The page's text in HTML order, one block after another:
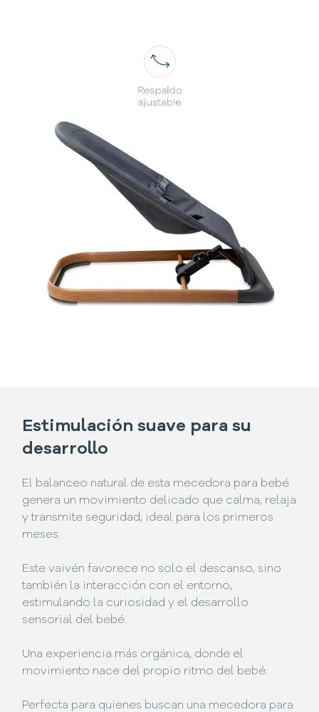
Estimulación suave para su
desarrollo
El balanceo natural de esta mecedora para bebé
genera un movimiento delicado que calma, relaja
y transmite seguridad, ideal para los primeros
meses.
Este vaivén favorece no solo el descanso, sino
también la interacción con el entorno,
estimulando la curiosidad y el desarrollo
sensorial del bebé.
Una experiencia más orgánica, donde el
movimiento nace del propio ritmo del bebé.
Perfecta para quienes buscan una mecedora para